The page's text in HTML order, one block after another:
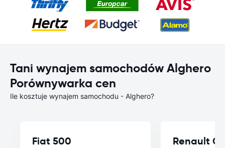
Tani wynajem samochodów Alghero
Porównywarka cen
Ile kosztuje wynajem samochodu - Alghero?
Fiat 500 Renault